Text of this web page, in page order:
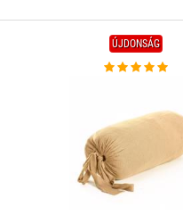
ÚJDONSÁG